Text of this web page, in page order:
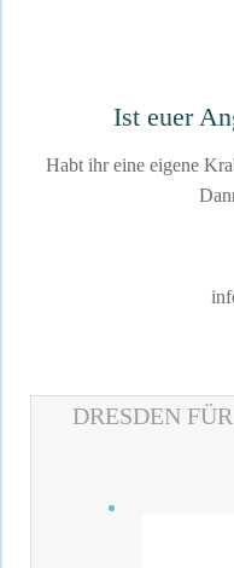
Ist euer
Habt ihr eine eigene
DRESDEN